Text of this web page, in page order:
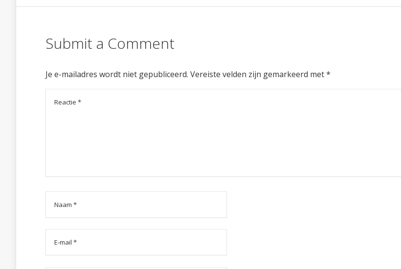
Submit a Comment
Je e-mailadres wordt niet gepubliceerd. Vereiste velden zijn gemarkeerd met*